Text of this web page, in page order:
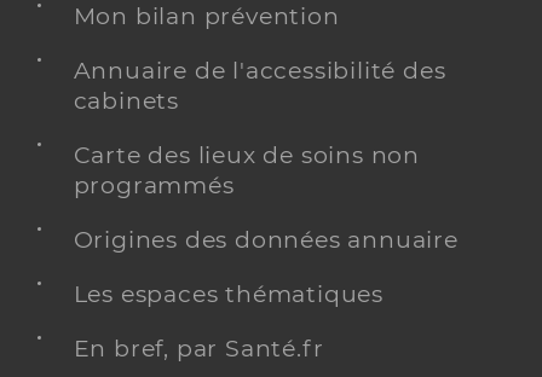
Mon bilan prévention
Annuaire de l'accessibilité des
cabinets
Carte des lieux de soins non
programmés
Origines des données annuaire
Les espaces thématiques
En bref, par Santé.fr